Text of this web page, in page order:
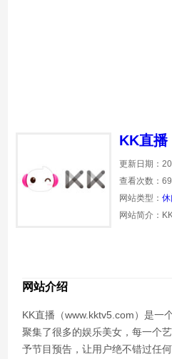
KK直播
更新日期：
查看次数：
网站类型：
网站简介：
网站介绍
KK直播（www.kktv5.com）是一
聚集了很多的娱乐美女，每一个
予节目预告，让用户绝不错过任